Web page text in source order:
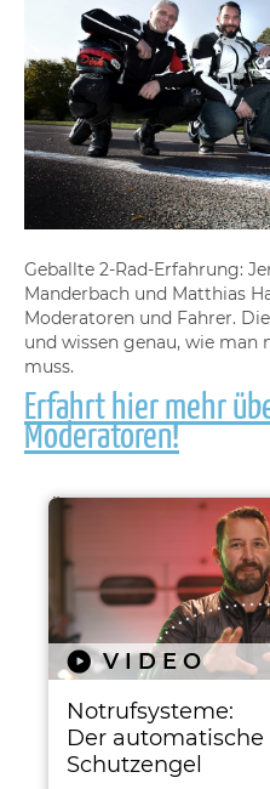
Geballte 2-Rad-Erfahrung:
Manderbach und Matthias
Moderatoren und Fahrer.
und wissen genau, wie man
muss.
Erfahrt hier mehr
Moderatoren!
Ähnliche Beiträge
VIDEO
Notrufsysteme:
Der automatische
Schutzengel